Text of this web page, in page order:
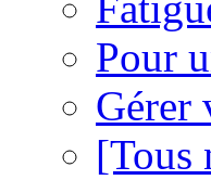
Pour
Gérer
[Tous